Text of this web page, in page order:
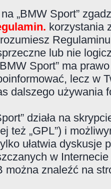
„BMW Sport”
korzystania
lub nie
Sport” ma
lecz w
dalszego używania
działa na
też „GPL”) i
ułatwia dyskusje
w
można znaleźć na